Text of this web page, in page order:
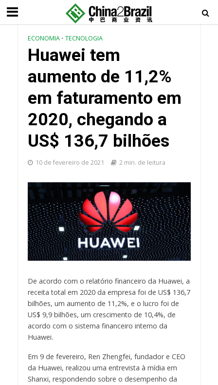
ECONOMIA • TECNOLOGIA
Huawei tem
aumento de 11,2%
em faturamento em
2020, chegando a
US$ 136,7 bilhões
10 de fevereiro de 2021 2 min. de leitura
De acordo com o relatório financeiro da Huawei, a
receita total em 2020 da empresa foi de US$ 136,7
bilhões, um aumento de 11,2%, e o lucro foi de
US$ 9,9 bilhões, um crescimento de 10,4%, de
acordo com o sistema financeiro interno da
Huawei.
Em 9 de fevereiro, Ren Zhengfei, fundador e CEO
da Huawei, realizou uma entrevista à mídia em
Shanxi, respondendo sobre o desempenho da